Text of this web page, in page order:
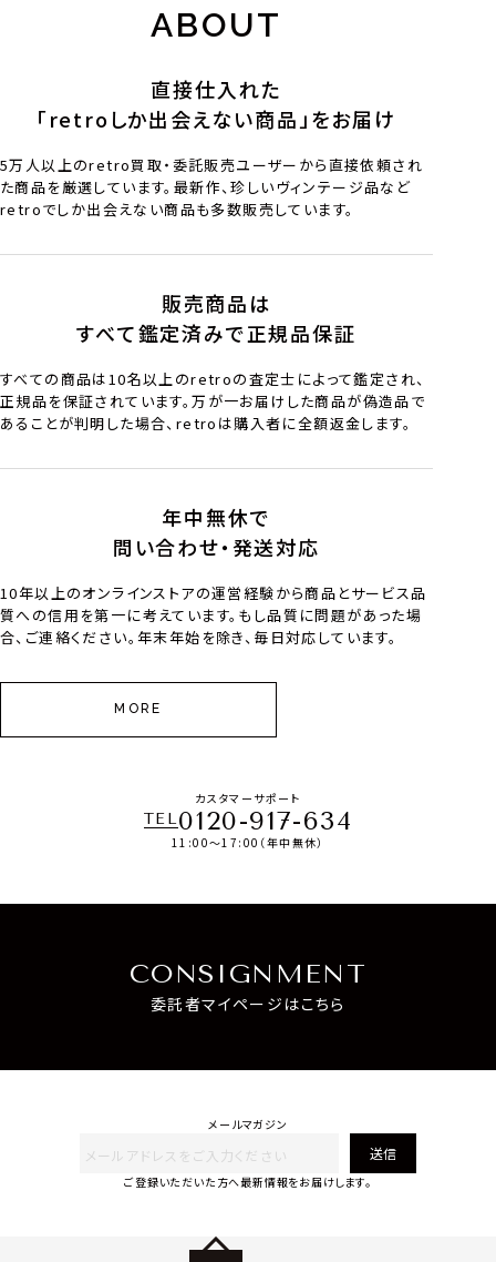
ABOUT
直接仕入れた
「retroしか出会えない商品」をお届け
5万人以上のretro買取・委託販売ユーザーから直接依頼され
た商品を厳選しています。最新作、珍しいヴィンテージ品など
retroでしか出会えない商品も多数販売しています。
販売商品は
すべて鑑定済みで正規品保証
すべての商品は10名以上のretroの査定士によって鑑定され、
正規品を保証されています。万が一お届けした商品が偽造品で
あることが判明した場合、retroは購入者に全額返金します。
年中無休で
問い合わせ・発送対応
10年以上のオンラインストアの運営経験から商品とサービス品
質への信用を第一に考えています。もし品質に問題があった場
合、ご連絡ください。年末年始を除き、毎日対応しています。
MORE
カスタマーサポート
TEL0120-917-634
11:00～17:00（年中無休）
CONSIGNMENT
委託者マイページはこちら
メールマガジン
送信
ご登録いただいた方へ最新情報をお届けします。